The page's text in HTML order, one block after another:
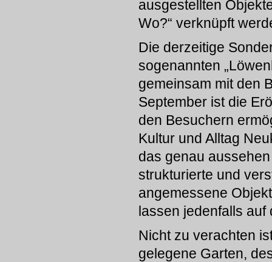
ausgestellten
Wo?“ verknüpft
Die derzeitige
sogenannten
gemeinsam mit den
September ist die
den Besuchern
Kultur und Alltag
das genau
strukturierte und
angemessene
lassen jedenfalls
Nicht zu verachten
gelegene Garten,